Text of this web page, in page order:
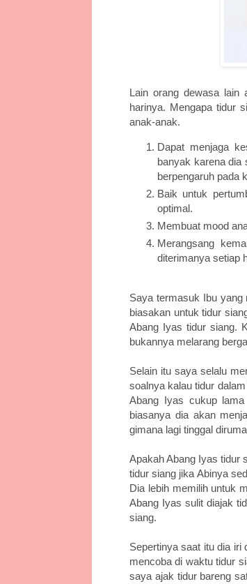
Lain orang dewasa lain
harinya. Mengapa tidur
anak-anak.
Dapat menjaga
banyak karena dia
berpengaruh pada
Baik untuk
optimal.
Membuat mood
Merangsang
diterimanya setiap
Saya termasuk Ibu yang
biasakan untuk tidur
Abang Iyas tidur siang.
bukannya melarang
Selain itu saya selalu
soalnya kalau tidur
Abang Iyas cukup
biasanya dia akan
gimana lagi tinggal
Apakah Abang Iyas tidur
tidur siang jika Abinya
Dia lebih memilih untuk
Abang Iyas sulit diajak
siang.
Sepertinya saat itu dia iri
mencoba di waktu tidur
saya ajak tidur bareng